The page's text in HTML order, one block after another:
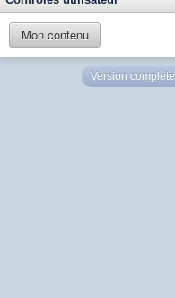
Mon contenu
Version complète